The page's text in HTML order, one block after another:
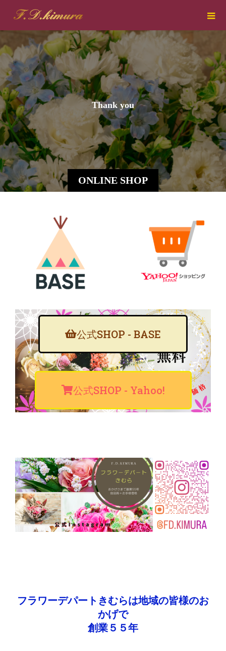
ONLINE SHOP
Than yo u
当店のオ
公式SHOP - BASE
公式SHOP - Yahoo!
フラワーデパートきむらは地域の皆様のお
かげで
創業５５年